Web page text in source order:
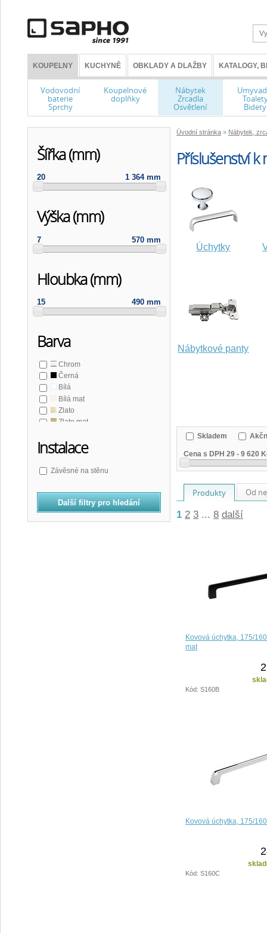
KOUPELNY KUCHYNĚ OBKLADY A DLAŽBY KATALOGY,
Vodovodní
baterie
Sprchy
Koupelnové
doplňky
Nábytek
Zrcadla
Osvětlení Bidety
Úvodní stránka » Nábytek,
Příslušenství k
Úchytky
Nábytkové panty
Šířka (mm)
20 1 364 mm
Výška (mm)
7 570 mm
Hloubka (mm)
15 490 mm
Barva
Chrom
Černá
Bílá
Bílá mat
Zlato
Zlato mat
Bronz
Šedá
Instalace
Závěsné na stěnu
Další filtry pro hledání
Skladem
Cena s DPH 29 - 9 620
Produkty Od
1 2 3 ... 8 další
Kovová úchytka, 175/
mat
Kód: S160B
Kovová úchytka, 175/
Kód: S160C